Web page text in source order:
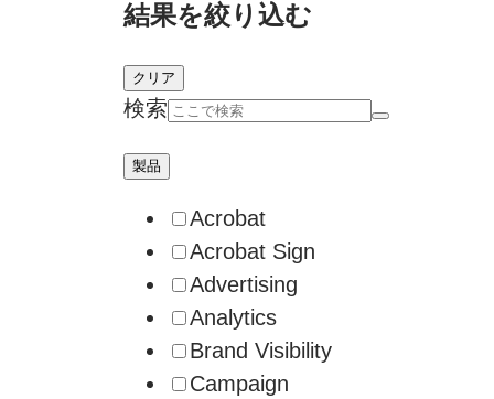
結果を絞り込む
クリア
検索
製品
Acrobat
Acrobat Sign
Advertising
Analytics
Brand Visibility
Campaign